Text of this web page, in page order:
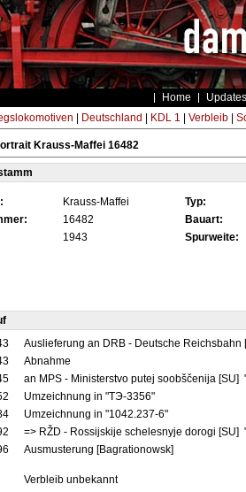
Home Updates
Deutschland KDL 1 Verbleib|
Krauss-Maffei 16482
Krauss-Maffei Typ:
16482 Bauart:
1943 Spurweite:
Auslieferung an DRB - Deutsche Reichsbahn
Abnahme
an MPS - Ministerstvo putej soobščenija [SU]
Umzeichnung in "TЭ-3356"
Umzeichnung in "1042.237-6"
=> RŽD - Rossijskije schelesnyje dorogi [SU]
Ausmusterung [Bagrationowsk]
Verbleib unbekannt